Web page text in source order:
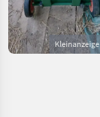
Kleinanzeige